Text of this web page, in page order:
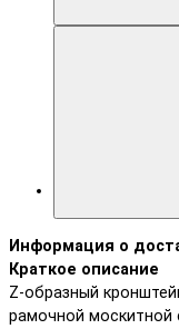
Информация о
Краткое описание
Z-образный
рамочной москитной